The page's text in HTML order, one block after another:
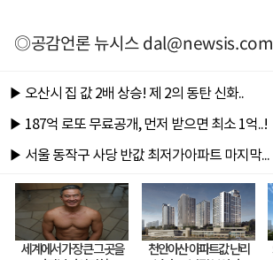
◎공감언론 뉴시스dal@newsis.com